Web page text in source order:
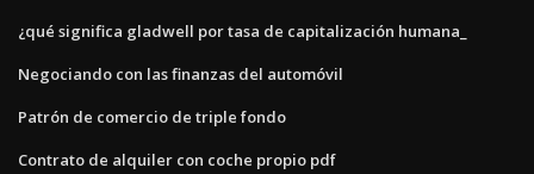
¿qué significa gladwell por tasa de capitalización humana_
Negociando con las finanzas del automóvil
Patrón de comercio de triple fondo
Contrato de alquiler con coche propio pdf